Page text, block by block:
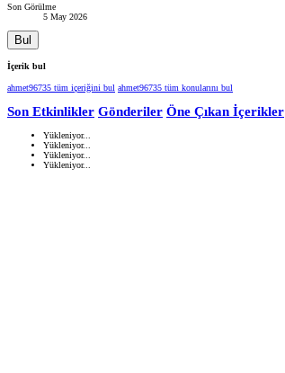
Son Görülme
5 May 2026
Bul
İçerik bul
ahmet96735 tüm içeriğini bul ahmet96735 tüm konularını bul
Son Etkinlikler Gönderiler Öne Çıkan İçerikler
Yükleniyor...
Yükleniyor...
Yükleniyor...
Yükleniyor...